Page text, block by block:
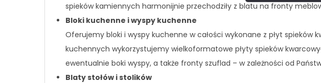
spieków kamiennych harmonijnie przechodziły z blatu na fronty
Bloki kuchenne i wyspy kuchenne
Oferujemy bloki i wyspy kuchenne w całości wykonane z płyt
kuchennych wykorzystujemy wielkoformatowe płyty spieków
ewentualnie boki wyspy, a także fronty szuflad – w zależności od
Blaty stołów i stolików